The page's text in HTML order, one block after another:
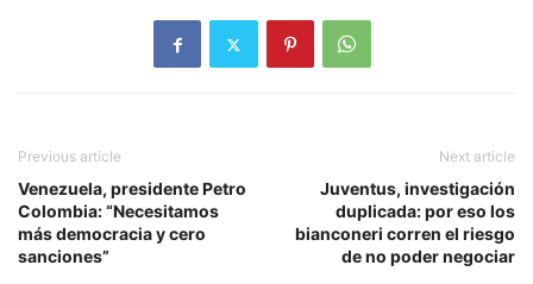
Previous article
Venezuela, presidente Petro
Colombia: “Necesitamos
más democracia y cero
sanciones”
Next article
Juventus, investigación
duplicada: por eso los
bianconeri corren el riesgo
de no poder negociar